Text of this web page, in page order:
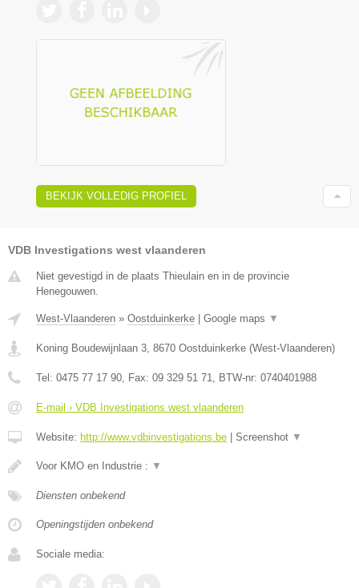
BEKIJK VOLLEDIG PROFIEL
VDB Investigations west vlaanderen
Niet gevestigd in de plaats Thieulain en in de provincie
Henegouwen.
West-Vlaanderen » Oostduinkerke Google maps ▼
Koning Boudewijnlaan 3, 8670 Oostduinkerke (West-Vlaanderen)
Tel: 0475 77 17 90, Fax: 09 329 51 71, BTW-nr: 0740401988
E-mail › VDB Investigations west vlaanderen
Website: http://www.vdbinvestigations.be Screenshot ▼
Voor KMO en Industrie : ▼
Diensten onbekend
Openingstijden onbekend
Sociale media: